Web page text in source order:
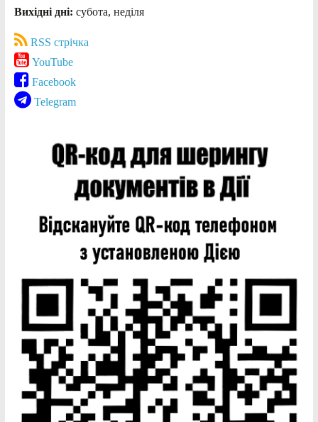
Вихідні дні: субота, неділя
RSS стрічка
YouTube
Facebook
Telegram